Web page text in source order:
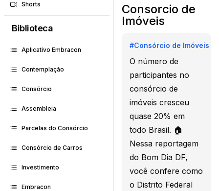
Shorts
Biblioteca
Aplicativo Embracon
Contemplação
Consórcio
Assembleia
Parcelas do Consórcio
Consórcio de Carros
Investimento
Embracon
Consorcio de
Imóveis
#Consórcio de Imóveis
O número de
participantes no
consórcio de
imóveis cresceu
quase 20% em
todo Brasil. 🏠
Nessa reportagem
do Bom Dia DF,
você confere como
o Distrito Federal